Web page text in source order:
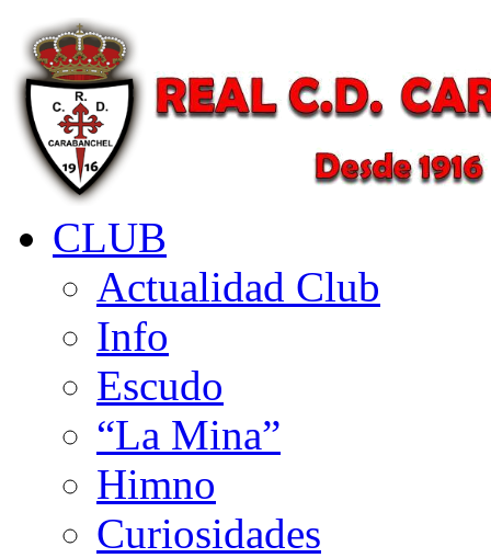
CLUB
Actualidad Club
Info
Escudo
“La Mina”
Himno
Curiosidades